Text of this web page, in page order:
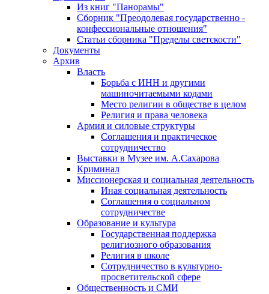
Из книг "Панорамы"
Сборник "Преодолевая государственно -
конфессиональные отношения"
Статьи сборника "Пределы светскости"
Документы
Архив
Власть
Борьба с ИНН и другими
машиночитаемыми кодами
Место религии в обществе в целом
Религия и права человека
Армия и силовые структуры
Соглашения и практическое
сотрудничество
Выставки в Музее им. А.Сахарова
Криминал
Миссионерская и социальная деятельность
Иная социальная деятельность
Соглашения о социальном
сотрудничестве
Образование и культура
Государственная поддержка
религиозного образования
Религия в школе
Сотрудничество в культурно-
просветительской сфере
Общественность и СМИ